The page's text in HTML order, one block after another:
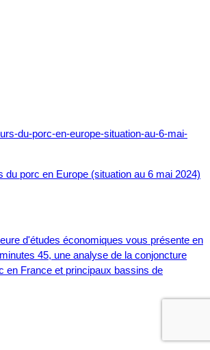
du porc en Europe (situation au 6 mai 2024)
d'études économiques vous présente en
45, une analyse de la conjoncture
en France et principaux bassins de